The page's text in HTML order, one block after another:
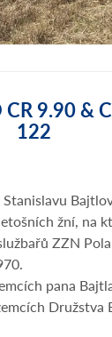
9.90 &
122
žní, na
ZZN
pana
Družstva